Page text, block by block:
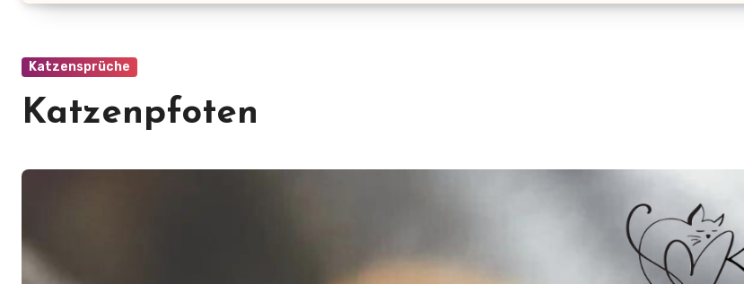
Katzensprüche
Katzenpfoten